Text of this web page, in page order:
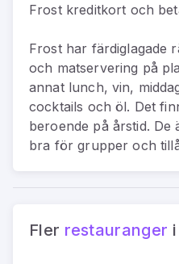
Frost kreditkort och
Frost har färdiglagade
och matservering på
annat lunch, vin,
cocktails och öl. Det
beroende på årstid.
bra för grupper och
Fler restauranger i